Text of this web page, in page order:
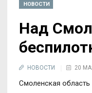
НОВОСТИ
Над
НОВОСТИ 20
Смоленская область